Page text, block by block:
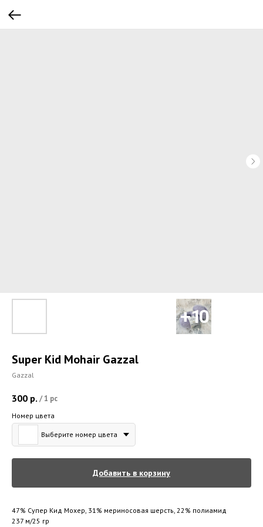
Super Kid Mohair Gazzal
Gazzal
300 р. /1 pc
Номер цвета
Выберите номер цвета
Добавить в корзину
47% Супер Кид Мохер, 31% мериносовая шерсть, 22% полиамид
237 м/25 гр